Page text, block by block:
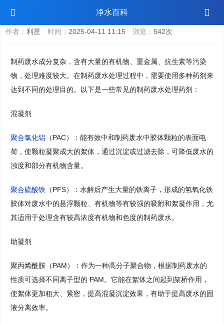
净水百科
制药废水处理药剂
作者： 利星 时间： 2025-04-11 11:15 浏览： 542次
制药废水成分复杂，含有大量的有机物、重金属、抗生素等污染
物，处理难度较大。在制药废水处理过程中，需要使用多种药剂来
达到不同的处理目的。以下是一些常见的制药废水处理药剂：
混凝剂
聚合氯化铝 （PAC）：能有效中和制药废水中胶体颗粒的表面电
荷，使颗粒凝聚成大的絮体，通过沉淀或过滤去除，可降低废水的
浊度和部分有机物含量。
聚合硫酸铁 （PFS）：水解后产生大量的铁离子，形成的氢氧化铁
胶体对废水中的悬浮颗粒、有机物等有较强的吸附和絮凝作用，尤
其适用于处理含有较高浓度有机物和色度的制药废水。
助凝剂
聚丙烯酰胺（PAM）：作为一种高分子聚合物，根据制药废水的
性质可选择不同离子型的 PAM。它能在絮体之间起到架桥作用，
使絮体更加粗大、紧密，提高混凝沉淀效果，有助于提高废水的固
液分离效率。